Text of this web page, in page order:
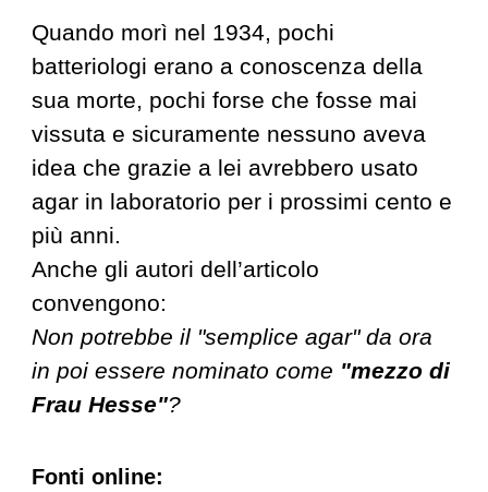
Quando morì nel 1934, pochi
batteriologi erano a conoscenza della
sua morte, pochi forse che fosse mai
vissuta e sicuramente nessuno aveva
idea che grazie a lei avrebbero usato
agar in laboratorio per i prossimi cento e
più anni.
Anche gli autori dell’articolo
convengono:
Non potrebbe il "semplice agar" da ora
in poi essere nominato come "mezzo di
Frau Hesse"?
Fonti online: